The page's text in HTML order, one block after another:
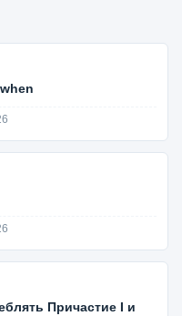
Причастие I и